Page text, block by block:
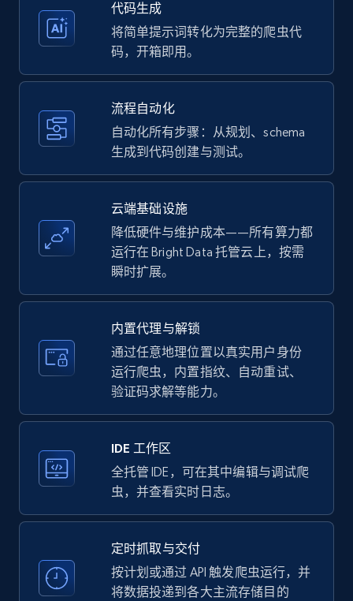
Amazon products - Collects products by
Title, Seller name, Brand, Description, Initial
price, Currency, Availability, Reviews count, and
Amazon products - find products by using
upc numbers
price, Currency, Availability, Reviews count, and
more.
5.7K+
LinkedIn company information
ID, Name, Country code, Locations, Followers,
Employees in linkedin, About, Specialties, and
33.5K+ 3.5K+ 注册使用
代码生成
将简单提示词转化为完整的爬虫代
码，开箱即用。
流程自动化
自动化所有步骤：从规划、schema
生成到代码创建与测试。
云端基础设施
降低硬件与维护成本——所有算力都
运行在 Bright Data 托管云上，按需
瞬时扩展。
内置代理与解锁
通过任意地理位置以真实用户身份
运行爬虫，内置指纹、自动重试、
验证码求解等能力。
IDE 工作区
全托管 IDE，可在其中编辑与调试爬
虫，并查看实时日志。
定时抓取与交付
按计划或通过 API 触发爬虫运行，并
将数据投递到各大主流存储目的